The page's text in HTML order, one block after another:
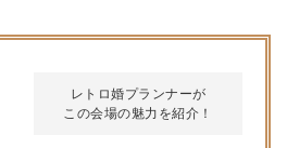
レトロ婚プランナーが
この会場の魅力を紹介！